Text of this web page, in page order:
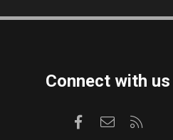
Connect with us
FacebookKontaktirajte